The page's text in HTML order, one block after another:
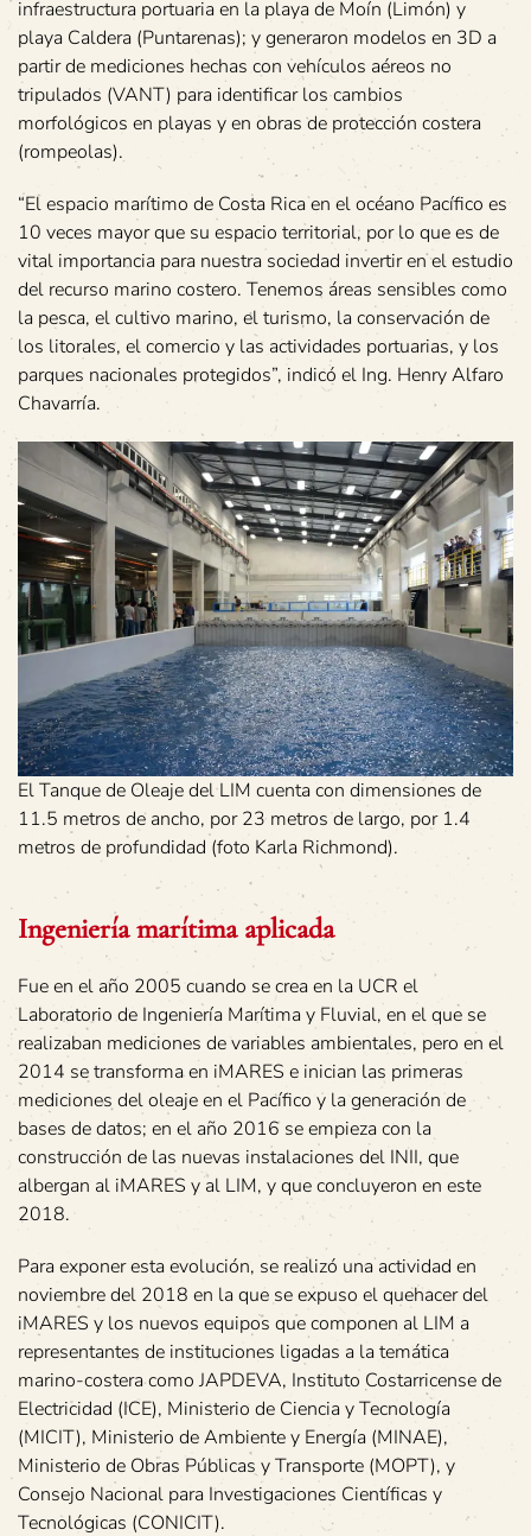
infraestructura portuaria en la playa de Moín (Limón) y
playa Caldera (Puntarenas); y generaron modelos en 3D a
partir de mediciones hechas con vehículos aéreos no
tripulados (VANT) para identificar los cambios
morfológicos en playas y en obras de protección costera
(rompeolas).
“El espacio marítimo de Costa Rica en el océano Pacífico es
10 veces mayor que su espacio territorial, por lo que es de
vital importancia para nuestra sociedad invertir en el estudio
del recurso marino costero. Tenemos áreas sensibles como
la pesca, el cultivo marino, el turismo, la conservación de
los litorales, el comercio y las actividades portuarias, y los
parques nacionales protegidos”, indicó el Ing. Henry Alfaro
Chavarría.
El Tanque de Oleaje del LIM cuenta con dimensiones de
11.5 metros de ancho, por 23 metros de largo, por 1.4
metros de profundidad (foto Karla Richmond).
Ingeniería marítima aplicada
Fue en el año 2005 cuando se crea en la UCR el
Laboratorio de Ingeniería Marítima y Fluvial, en el que se
realizaban mediciones de variables ambientales, pero en el
2014 se transforma en iMARES e inician las primeras
mediciones del oleaje en el Pacífico y la generación de
bases de datos; en el año 2016 se empieza con la
construcción de las nuevas instalaciones del INII, que
albergan al iMARES y al LIM, y que concluyeron en este
2018.
Para exponer esta evolución, se realizó una actividad en
noviembre del 2018 en la que se expuso el quehacer del
iMARES y los nuevos equipos que componen al LIM a
representantes de instituciones ligadas a la temática
marino-costera como JAPDEVA, Instituto Costarricense de
Electricidad (ICE), Ministerio de Ciencia y Tecnología
(MICIT), Ministerio de Ambiente y Energía (MINAE),
Ministerio de Obras Públicas y Transporte (MOPT), y
Consejo Nacional para Investigaciones Científicas y
Tecnológicas (CONICIT).